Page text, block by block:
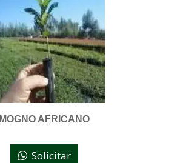
MOGNO AFRICANO
Solicitar